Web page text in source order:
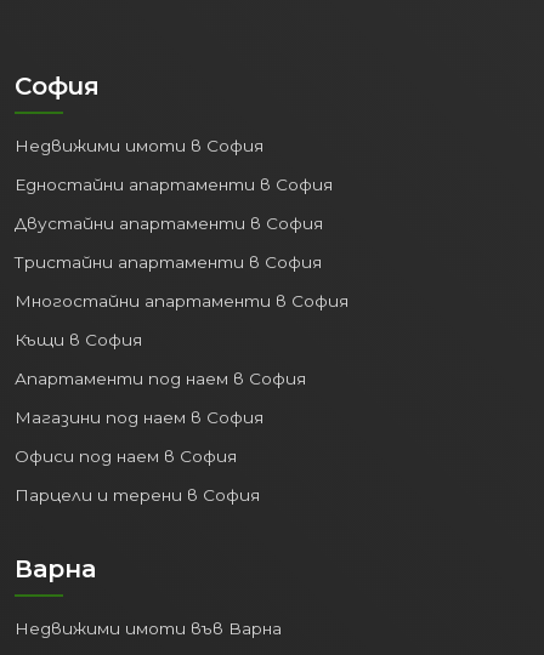
София
Недвижими имоти в София
Едностайни апартаменти в София
Двустайни апартаменти в София
Тристайни апартаменти в София
Многостайни апартаменти в София
Къщи в София
Апартаменти под наем в София
Магазини под наем в София
Офиси под наем в София
Парцели и терени в София
Варна
Недвижими имоти във Варна